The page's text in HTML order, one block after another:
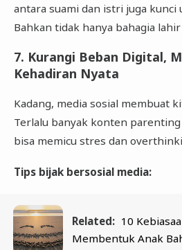
antara suami dan istri juga kunci
Bahkan tidak hanya bahagia
7. Kurangi Beban Digital,
Kehadiran Nyata
Kadang, media sosial membuat
Terlalu banyak konten
bisa memicu stres dan
Tips bijak bersosial media:
Related: 10
Membentuk Anak